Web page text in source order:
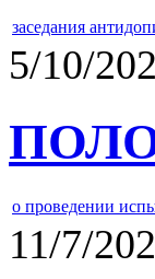
заседания
5/10/
о проведении
11/7/